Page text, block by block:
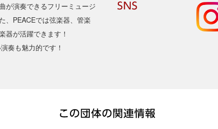
が演奏できるフリーミュージ
、PEACEでは弦楽器、管楽
器が活躍できます！
奏も魅力的です！